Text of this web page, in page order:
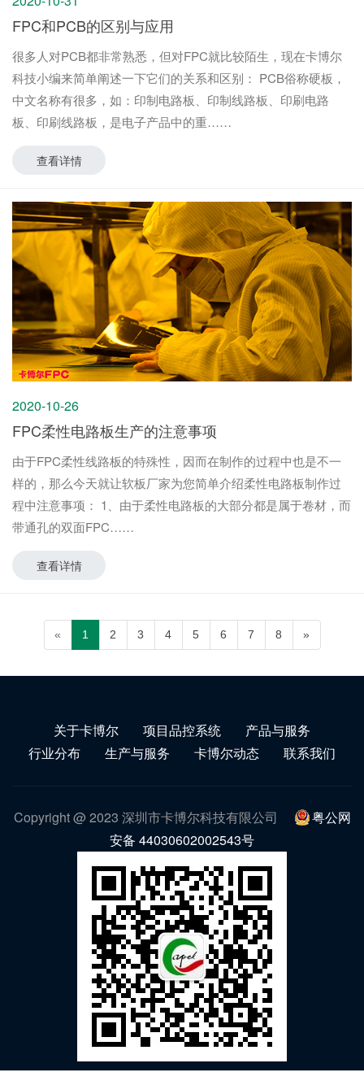
FPC和PCB的区别与应用
很多人对PCB都非常熟悉，但对FPC就比较陌生，现在卡博尔
科技小编来简单阐述一下它们的关系和区别： PCB俗称硬板，
中文名称有很多，如：印制电路板、印制线路板、印刷电路
板、印刷线路板，是电子产品中的重
查看详情
2020-10-26
FPC柔性电路板生产的注意事项
由于FPC柔性线路板的特殊性，因而在制作的过程中也是不一
样的，那么今天就让软板厂家为您简单介绍柔性电路板制作过
程中注意事项： 1、由于柔性电路板的大部分都是属于卷材，而
带通孔的双面FPC
查看详情
« 1 2 3 4 5 6 7 8
关于卡博尔 项目品控系统
产品与服务
行业分布
生产与服务 卡博尔动态 联系我们
Copyright @ 2023 深圳市卡博尔科技有限公司
粤公网
安备 44030602002543号